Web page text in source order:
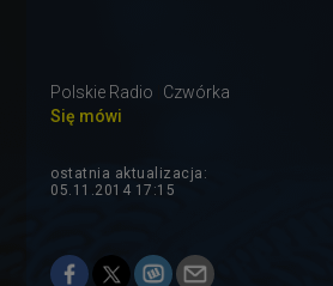
Polskie Radio
Czwórka
Się mówi
ostatnia aktualizacja:
05.11.2014 17:15